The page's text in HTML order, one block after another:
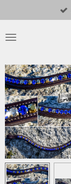
Hauptinhalt
springen